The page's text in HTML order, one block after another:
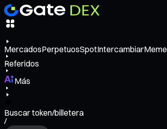
MercadosPerpetuosSpotIntercambiarMeme
Referidos
Más
Buscar token/billetera
/